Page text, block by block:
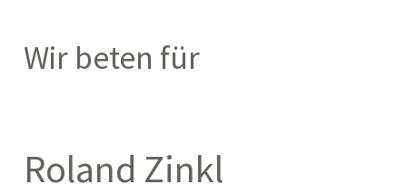
Wir beten für
Roland Zinkl